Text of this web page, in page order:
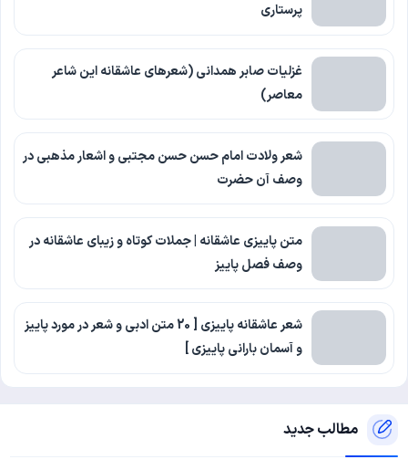
پرستاری
غزلیات صابر همدانی (شعرهای عاشقانه این شاعر
معاصر)
شعر ولادت امام حسن حسن مجتبی و اشعار مذهبی در
وصف آن حضرت
متن پاییزی عاشقانه | جملات کوتاه و زیبای عاشقانه در
وصف فصل پاییز
شعر عاشقانه پاییزی [ 20 متن ادبی و شعر در مورد پاییز
و آسمان بارانی پاییزی ]
مطالب جدید